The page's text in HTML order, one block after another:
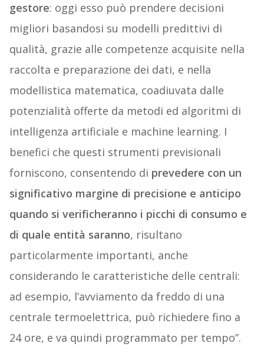
gestore: oggi esso può prendere decisioni
migliori basandosi su modelli predittivi di
qualità, grazie alle competenze acquisite nella
raccolta e preparazione dei dati, e nella
modellistica matematica, coadiuvata dalle
potenzialità offerte da metodi ed algoritmi di
intelligenza artificiale e machine learning. I
benefici che questi strumenti previsionali
forniscono, consentendo di prevedere con un
significativo margine di precisione e anticipo
quando si verificheranno i picchi di consumo e
di quale entità saranno, risultano
particolarmente importanti, anche
considerando le caratteristiche delle centrali:
ad esempio, l’avviamento da freddo di una
centrale termoelettrica, può richiedere fino a
24 ore, e va quindi programmato per tempo”.